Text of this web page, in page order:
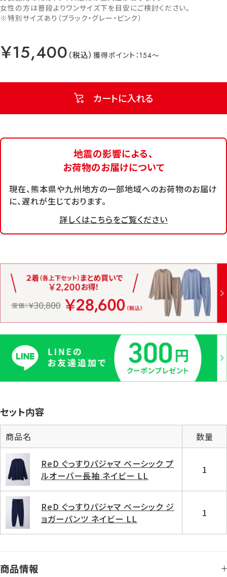
￥15,400 154
カートに入れる
女性の方は普段よりワンサイズ下を目安にご検討ください。
※特別サイズあり（ブラック・グレー・ピンク）
地震の影響による、
お荷物のお届けについて
現在、熊本県や九州地方の一部地域へのお荷物のお届け
に、遅れが生じております。
詳しくはこちらをご覧ください
セット内容
商品名 数量
ReD ぐっすりパジャマ ベーシック プ
ルオーバー長袖 ネイビー LL
1
ReD ぐっすりパジャマ ベーシック ジ
ョガーパンツ ネイビー LL
1
商品情報